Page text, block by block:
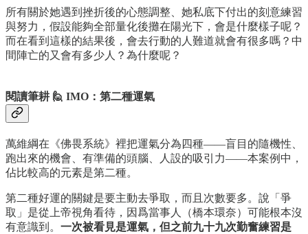
所有關於她遇到挫折後的心態調整、她私底下付出的刻意練習
與努力，假設能夠全部量化後攤在陽光下，會是什麼樣子呢？
而在看到這樣的結果後，會去行動的人難道就會有很多嗎？中
間陣亡的又會有多少人？為什麼呢？
閱讀筆耕 🙋 IMO：第二種運氣
萬維綱在《佛畏系統》裡把運氣分為四種——盲目的隨機性、
跑出來的機會、有準備的頭腦、人設的吸引力——本案例中，
佔比較高的元素是第二種。
第二種好運的關鍵是要主動去爭取，而且次數要多。說「爭
取」是從上帝視角看待，因爲當事人（橋本環奈）可能根本沒
有意識到。 一次被看見是運氣，但之前九十九次勤奮練習是